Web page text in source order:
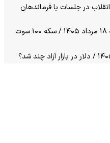
در جلسات با فرماندهان
قیمت سکه پارسیان امروز یکشنبه ۱۸ مرداد ۱۴۰۵ / سکه ۱۰۰ سوت